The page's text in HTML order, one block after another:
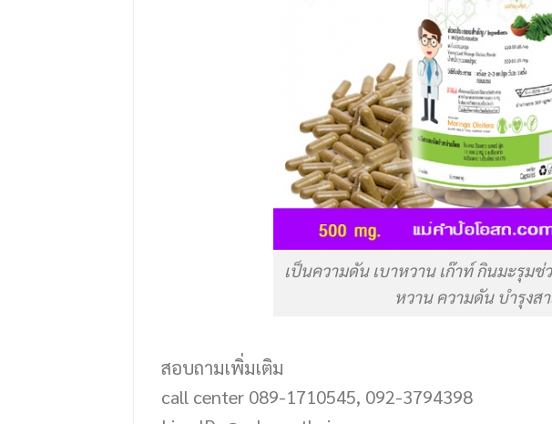
เป็นความดัน เบาหวาน เก๊าท์ กินมะรุมช่
หวาน ความดัน บำรุงส
สอบถามเพิ่มเติม
call center 089-1710545, 092-3794398